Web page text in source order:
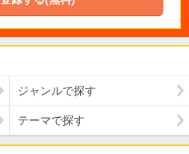
ジャンルで探す
テーマで探す